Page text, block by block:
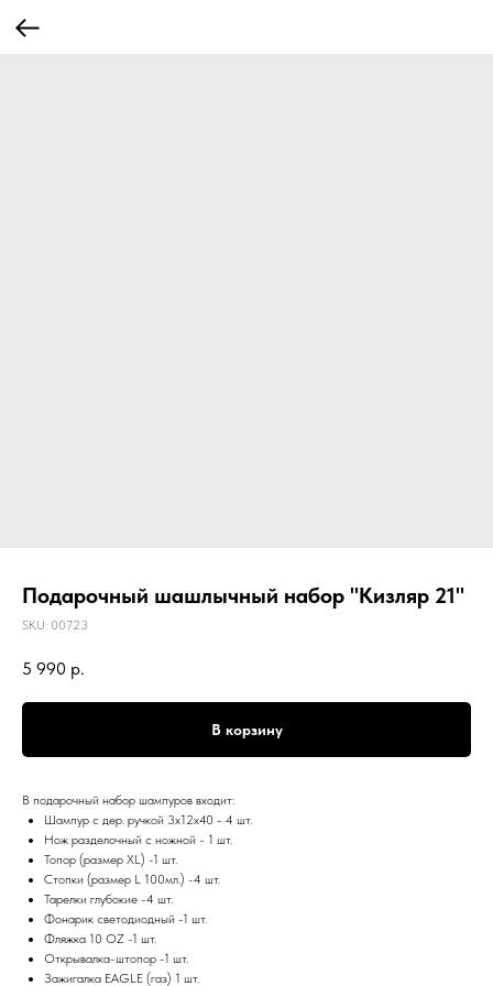
Подарочный шашлычный набор "Кизляр 21"
SKU: 00723
5 990 р.
В корзину
В подарочный набор шампуров входит:
Шампур с дер. ручкой 3х12х40 - 4 шт.
Нож разделочный с ножной - 1 шт.
Топор (размер XL) -1 шт.
Стопки (размер L 100мл.) -4 шт.
Тарелки глубокие -4 шт.
Фонарик светодиодный -1 шт.
Фляжка 10 OZ -1 шт.
Открывалка-штопор -1 шт.
Зажигалка EAGLE (газ) 1 шт.